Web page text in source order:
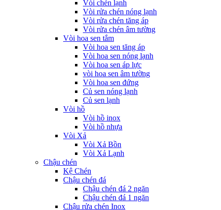
Vòi chén lạnh
Vòi rửa chén nóng lạnh
Vòi rửa chén tăng áp
Vòi rửa chén âm tường
Vòi hoa sen tắm
Vòi hoa sen tăng áp
Vòi hoa sen nóng lạnh
Vòi hoa sen áp lực
vòi hoa sen âm tường
Vòi hoa sen đứng
Củ sen nóng lạnh
Củ sen lạnh
Vòi hồ
Vòi hồ inox
Vòi hồ nhựa
Vòi Xả
Vòi Xả Bồn
Vòi Xả Lạnh
Chậu chén
Kệ Chén
Chậu chén đá
Chậu chén đá 2 ngăn
Chậu chén đá 1 ngăn
Chậu rửa chén Inox